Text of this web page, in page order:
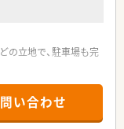
の立地で、駐車場も完
。い合わせ